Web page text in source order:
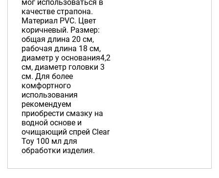
мог использоваться в
качестве страпона.
Материал PVC. Цвет
коричневый. Размер:
общая длина 20 см,
рабочая длина 18 см,
диаметр у основания4,2
см, диаметр головки 3
см. Для более
комфортного
использования
рекомендуем
приобрести смазку на
водной основе и
очищающий спрей Clear
Toy 100 мл для
обработки изделия.